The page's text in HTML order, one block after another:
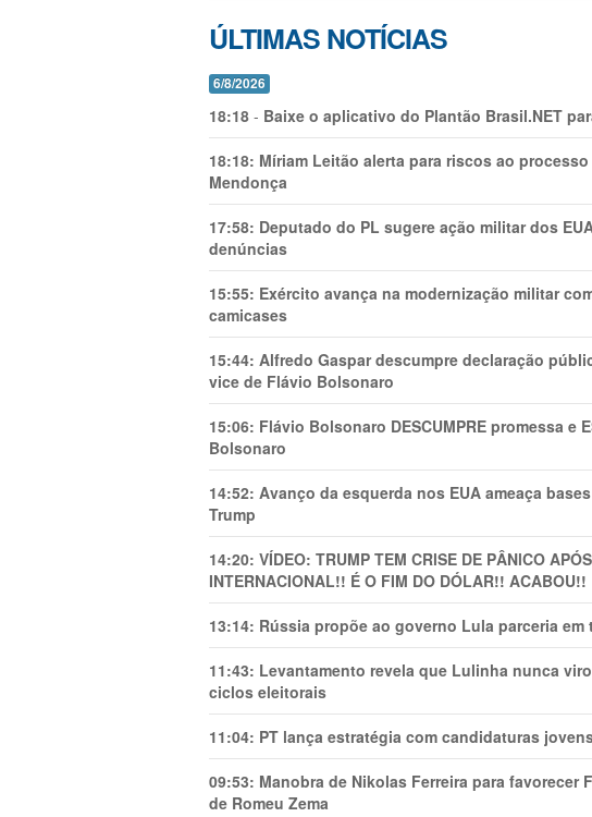
ÚLTIMAS NOTÍCIAS
6/8/2026
18:18 - Baixe o aplicativo do Plantão Brasil.NET
18:18: Míriam Leitão alerta para riscos ao
Mendonça
17:58: Deputado do PL sugere ação militar dos
denúncias
15:55: Exército avança na modernização militar
camicases
15:44: Alfredo Gaspar descumpre declaração
vice de Flávio Bolsonaro
15:06: Flávio Bolsonaro DESCUMPRE promessa e
Bolsonaro
14:52: Avanço da esquerda nos EUA ameaça
Trump
14:20: VÍDEO: TRUMP TEM CRlSE DE PÂNlCO
INTERNACIONAL!! É O FIM DO DÓLAR!! ACABOU!!
13:14: Rússia propõe ao governo Lula parceria
11:43: Levantamento revela que Lulinha nunca
ciclos eleitorais
11:04: PT lança estratégia com candidaturas
09:53: Manobra de Nikolas Ferreira para
de Romeu Zema